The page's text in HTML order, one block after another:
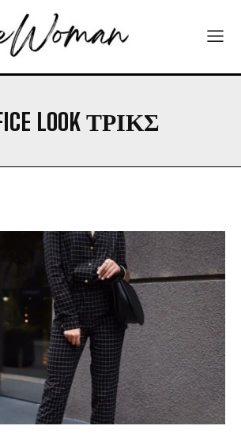
LOOK ΤΡΙΚΣ